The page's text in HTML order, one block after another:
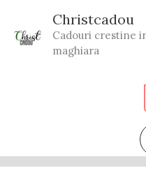
content
Christcadou
Cadouri crestine
maghiara